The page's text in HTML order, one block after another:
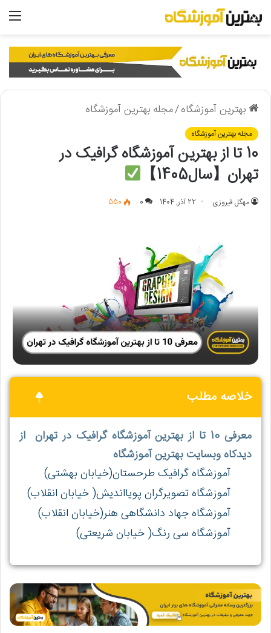
بهترین آموزشگاه/مجله بهترین آموزشگاه
مجله بهترین آموزشگاه
10 تا از بهترین آموزشگاه گرافیک در
تهران【سال1405】
مهگل فیروزی 22 آذر, 1404 0
550
خلاصه مطلب
معرفی 10 تا از بهترین آموزشگاه گرافیک در تهران از
دیدکاه وبسایت بهترین آموزشگاه
آموزشگاه گرافیک طرحستان(خیابان بهشتی)
آموزشگاه تصویرگران پویااندیش( خیابان انقلاب)
آموزشگاه جهاد دانشگاهی هنر(خیابان انقلاب)
آموزشگاه سی‌ رنگ( خیابان شریعتی)